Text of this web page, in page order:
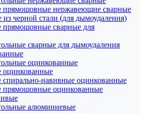
прямошовные нержавеющие сварные
черной стали (для дымоудаления)
прямошовные сварные для
сварные для дымоудаления
оцинкованные
оцинкованные
спирально-навивные оцинкованные
прямошовные оцинкованные
алюминиевые